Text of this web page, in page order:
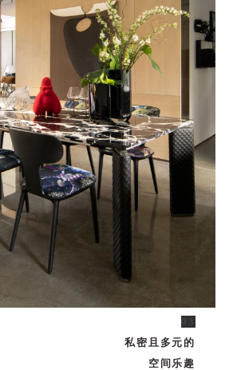
03
私密且多元的
空间乐趣